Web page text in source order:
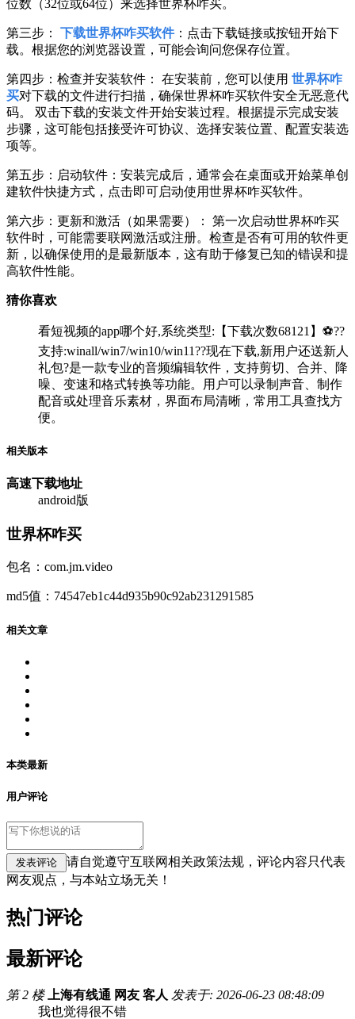
位数（32位或64位）来选择世界杯咋买。
第三步： 下载世界杯咋买软件：点击下载链接或按钮开始下
载。根据您的浏览器设置，可能会询问您保存位置。
第四步：检查并安装软件： 在安装前，您可以使用 世界杯咋
买对下载的文件进行扫描，确保世界杯咋买软件安全无恶意代
码。 双击下载的安装文件开始安装过程。根据提示完成安装
步骤，这可能包括接受许可协议、选择安装位置、配置安装选
项等。
第五步：启动软件：安装完成后，通常会在桌面或开始菜单创
建软件快捷方式，点击即可启动使用世界杯咋买软件。
第六步：更新和激活（如果需要）： 第一次启动世界杯咋买
软件时，可能需要联网激活或注册。检查是否有可用的软件更
新，以确保使用的是最新版本，这有助于修复已知的错误和提
高软件性能。
猜你喜欢
看短视频的app哪个好,系统类型:【下载次数68121】⚽??
支持:winall/win7/win10/win11??现在下载,新用户还送新人
礼包?是一款专业的音频编辑软件，支持剪切、合并、降
噪、变速和格式转换等功能。用户可以录制声音、制作
配音或处理音乐素材，界面布局清晰，常用工具查找方
便。
相关版本
高速下载地址
android版
世界杯咋买
包名：com.jm.video
md5值：74547eb1c44d935b90c92ab231291585
相关文章
本类最新
用户评论
请自觉遵守互联网相关政策法规，评论内容只代表
网友观点，与本站立场无关！
热门评论
最新评论
第 2 楼 上海有线通 网友 客人 发表于: 2026-06-23 08:48:09
我也觉得很不错